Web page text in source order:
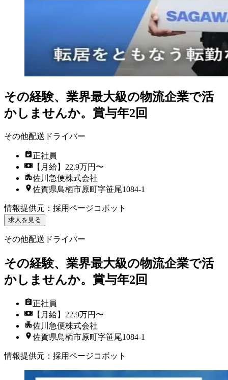
その経験、業界最大級の物流企業で活
かしませんか。賞与年2回
その他配送ドライバー
正社員
【月給】22.9万円〜
佐川急便株式会社
佐賀県鳥栖市原町字笹尾1084-1
情報提供元 ： 採用ページコボット
求人を見る
その他配送ドライバー
その経験、業界最大級の物流企業で活
かしませんか。賞与年2回
正社員
【月給】22.9万円〜
佐川急便株式会社
佐賀県鳥栖市原町字笹尾1084-1
情報提供元 ： 採用ページコボット